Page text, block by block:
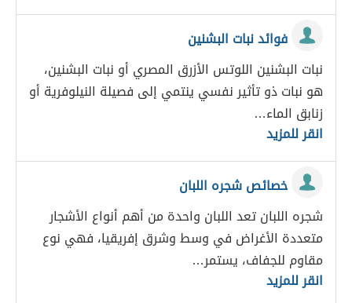
فوائد نبات البشنين
نبات البشنين اللوتس الأزرق المصري أو نبات البشنين،
هو نبات ذو تأثير نفسي ينتمي إلى فصيلة النيلوفرية أو
زنابق الماء…
انقر للمزيد
خصائص شجره اللبان
شجره اللبان تعد اللبان واحدة من أهم أنواع الأشجار
متعددة الأغراض في وسط وشرق إفريقيا، فهي نوع
مقاوم للجفاف، يستمر…
انقر للمزيد